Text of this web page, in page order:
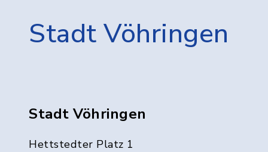
Stadt Vöhringen
Stadt Vöhringen
Hettstedter Platz 1